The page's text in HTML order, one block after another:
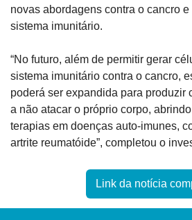
novas abordagens contra o cancro
sistema imunitário.
“No futuro, além de permitir gerar
sistema imunitário contra o cancro,
poderá ser expandida para produzir
a não atacar o próprio corpo,
terapias em doenças auto-imunes,
artrite reumatóide”, completou o
Link da notícia